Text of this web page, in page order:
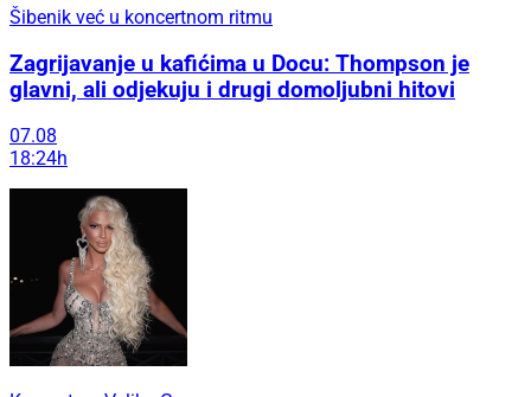
Šibenik već u koncertnom ritmu
Zagrijavanje u kafićima u Docu: Thompson je
glavni, ali odjekuju i drugi domoljubni hitovi
07.08
18:24h